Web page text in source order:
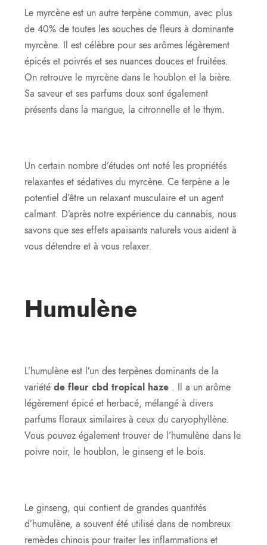
Le myrcène est un autre terpène commun, avec plus
de 40% de toutes les souches de fleurs à dominante
myrcène. Il est célèbre pour ses arômes légèrement
épicés et poivrés et ses nuances douces et fruitées.
On retrouve le myrcène dans le houblon et la bière.
Sa saveur et ses parfums doux sont également
présents dans la mangue, la citronnelle et le thym.
Un certain nombre d’études ont noté les propriétés
relaxantes et sédatives du myrcène. Ce terpène a le
potentiel d’être un relaxant musculaire et un agent
calmant. D’après notre expérience du cannabis, nous
savons que ses effets apaisants naturels vous aident à
vous détendre et à vous relaxer.
Humulène
L’humulène est l’un des terpènes dominants de la
variété de fleur cbd tropical haze . Il a un arôme
légèrement épicé et herbacé, mélangé à divers
parfums floraux similaires à ceux du caryophyllène.
Vous pouvez également trouver de l’humulène dans le
poivre noir, le houblon, le ginseng et le bois.
Le ginseng, qui contient de grandes quantités
d’humulène, a souvent été utilisé dans de nombreux
remèdes chinois pour traiter les inflammations et